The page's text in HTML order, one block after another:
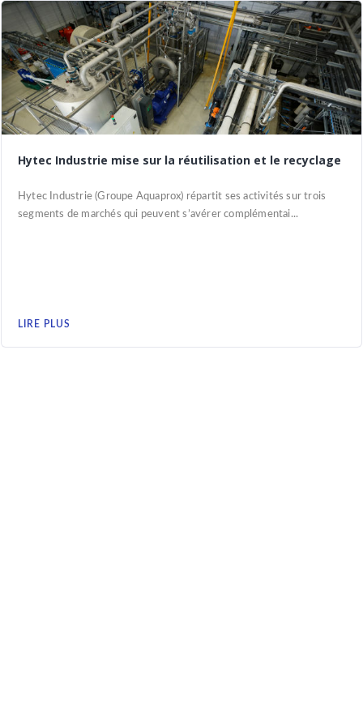
Hytec Industrie mise sur la réutilisation et le recyclage
Hytec Industrie (Groupe Aquaprox) répartit ses activités sur trois
segments de marchés qui peuvent s’avérer complémentai...
LIRE PLUS